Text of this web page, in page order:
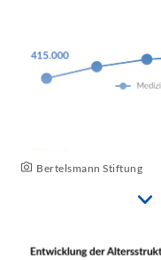
Bertelsmann Stiftung